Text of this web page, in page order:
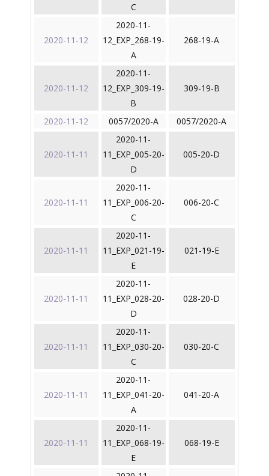
C
2020-11-12
2020-11-
12_EXP_268-19-
A
268-19-A
2020-11-12
2020-11-
12_EXP_309-19-
B
309-19-B
2020-11-12 0057/2020-A 0057/2020-A
2020-11-11
2020-11-
11_EXP_005-20-
D
005-20-D
2020-11-11
2020-11-
11_EXP_006-20-
C
006-20-C
2020-11-11
2020-11-
11_EXP_021-19-
E
021-19-E
2020-11-11
2020-11-
11_EXP_028-20-
D
028-20-D
2020-11-11
2020-11-
11_EXP_030-20-
C
030-20-C
2020-11-11
2020-11-
11_EXP_041-20-
A
041-20-A
2020-11-11
2020-11-
11_EXP_068-19-
E
068-19-E